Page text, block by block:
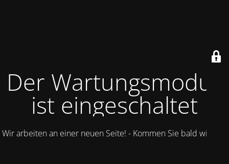
Der Wartungsmodus
ist eingeschaltet
Wir arbeiten an einer neuen Seite! - Kommen Sie bald wieder.